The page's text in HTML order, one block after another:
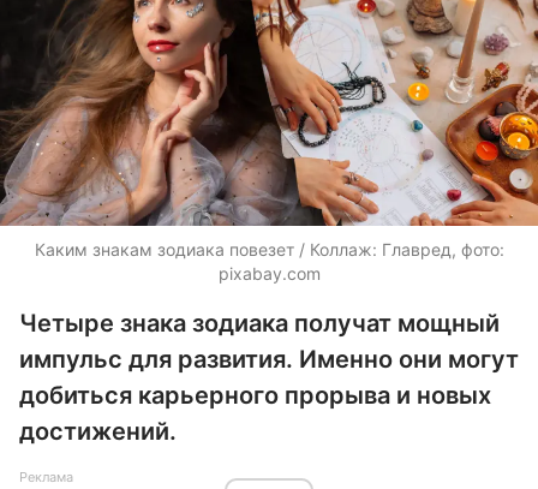
Каким знакам зодиака повезет / Коллаж: Главред, фото:
pixabay.com
Четыре знака зодиака получат мощный
импульс для развития. Именно они могут
добиться карьерного прорыва и новых
достижений.
Реклама